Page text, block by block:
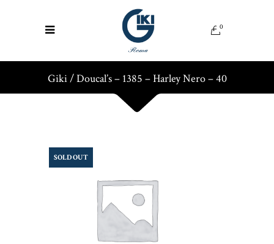
0
Giki/Doucal’s – 1385 – Harley Nero – 40
SOLD OUT